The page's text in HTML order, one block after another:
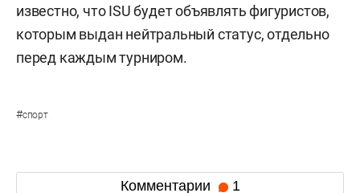
известно, что ISU будет объявлять фигуристов,
которым выдан нейтральный статус, отдельно
перед каждым турниром.
#спорт
Комментарии 1